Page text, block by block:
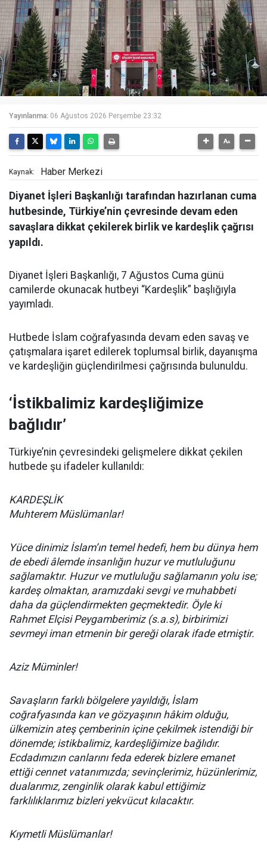
Yayınlanma: 06 Ağustos 2026 Perşembe 23:32
Kaynak: Haber Merkezi
Diyanet İşleri Başkanlığı tarafından hazırlanan cuma
hutbesinde, Türkiye’nin çevresinde devam eden
savaşlara dikkat çekilerek birlik ve kardeşlik çağrısı
yapıldı.
Diyanet İşleri Başkanlığı, 7 Ağustos Cuma günü
camilerde okunacak hutbeyi “Kardeşlik” başlığıyla
yayımladı.
Hutbede İslam coğrafyasında devam eden savaş ve
çatışmalara işaret edilerek toplumsal birlik, dayanışma
ve kardeşliğin güçlendirilmesi çağrısında bulunuldu.
‘İstikbalimiz kardeşliğimize
bağlıdır’
Türkiye’nin çevresindeki gelişmelere dikkat çekilen
hutbede şu ifadeler kullanıldı:
KARDEŞLİK
Muhterem Müslümanlar!
Yüce dinimiz İslam’ın temel hedefi, hem bu dünya hem
de ebedi âlemde insanlığın huzur ve mutluluğunu
sağlamaktır. Huzur ve mutluluğu sağlamanın yolu ise;
kardeş olmaktan, aramızdaki sevgi ve muhabbeti
daha da güçlendirmekten geçmektedir. Öyle ki
Rahmet Elçisi Peygamberimiz (s.a.s), birbirimizi
sevmeyi iman etmenin bir gereği olarak ifade etmiştir.
Aziz Müminler!
Savaşların farklı bölgelere yayıldığı, İslam
coğrafyasında kan ve gözyaşının hâkim olduğu,
ülkemizin ateş çemberinin içine çekilmek istendiği bir
dönemde; istikbalimiz, kardeşliğimize bağlıdır.
Ecdadımızın canlarını feda ederek bizlere emanet
ettiği cennet vatanımızda; sevinçlerimiz, hüzünlerimiz,
dualarımız, zenginlik olarak kabul ettiğimiz
farklılıklarımız bizleri yekvücut kılacaktır.
Kıymetli Müslümanlar!